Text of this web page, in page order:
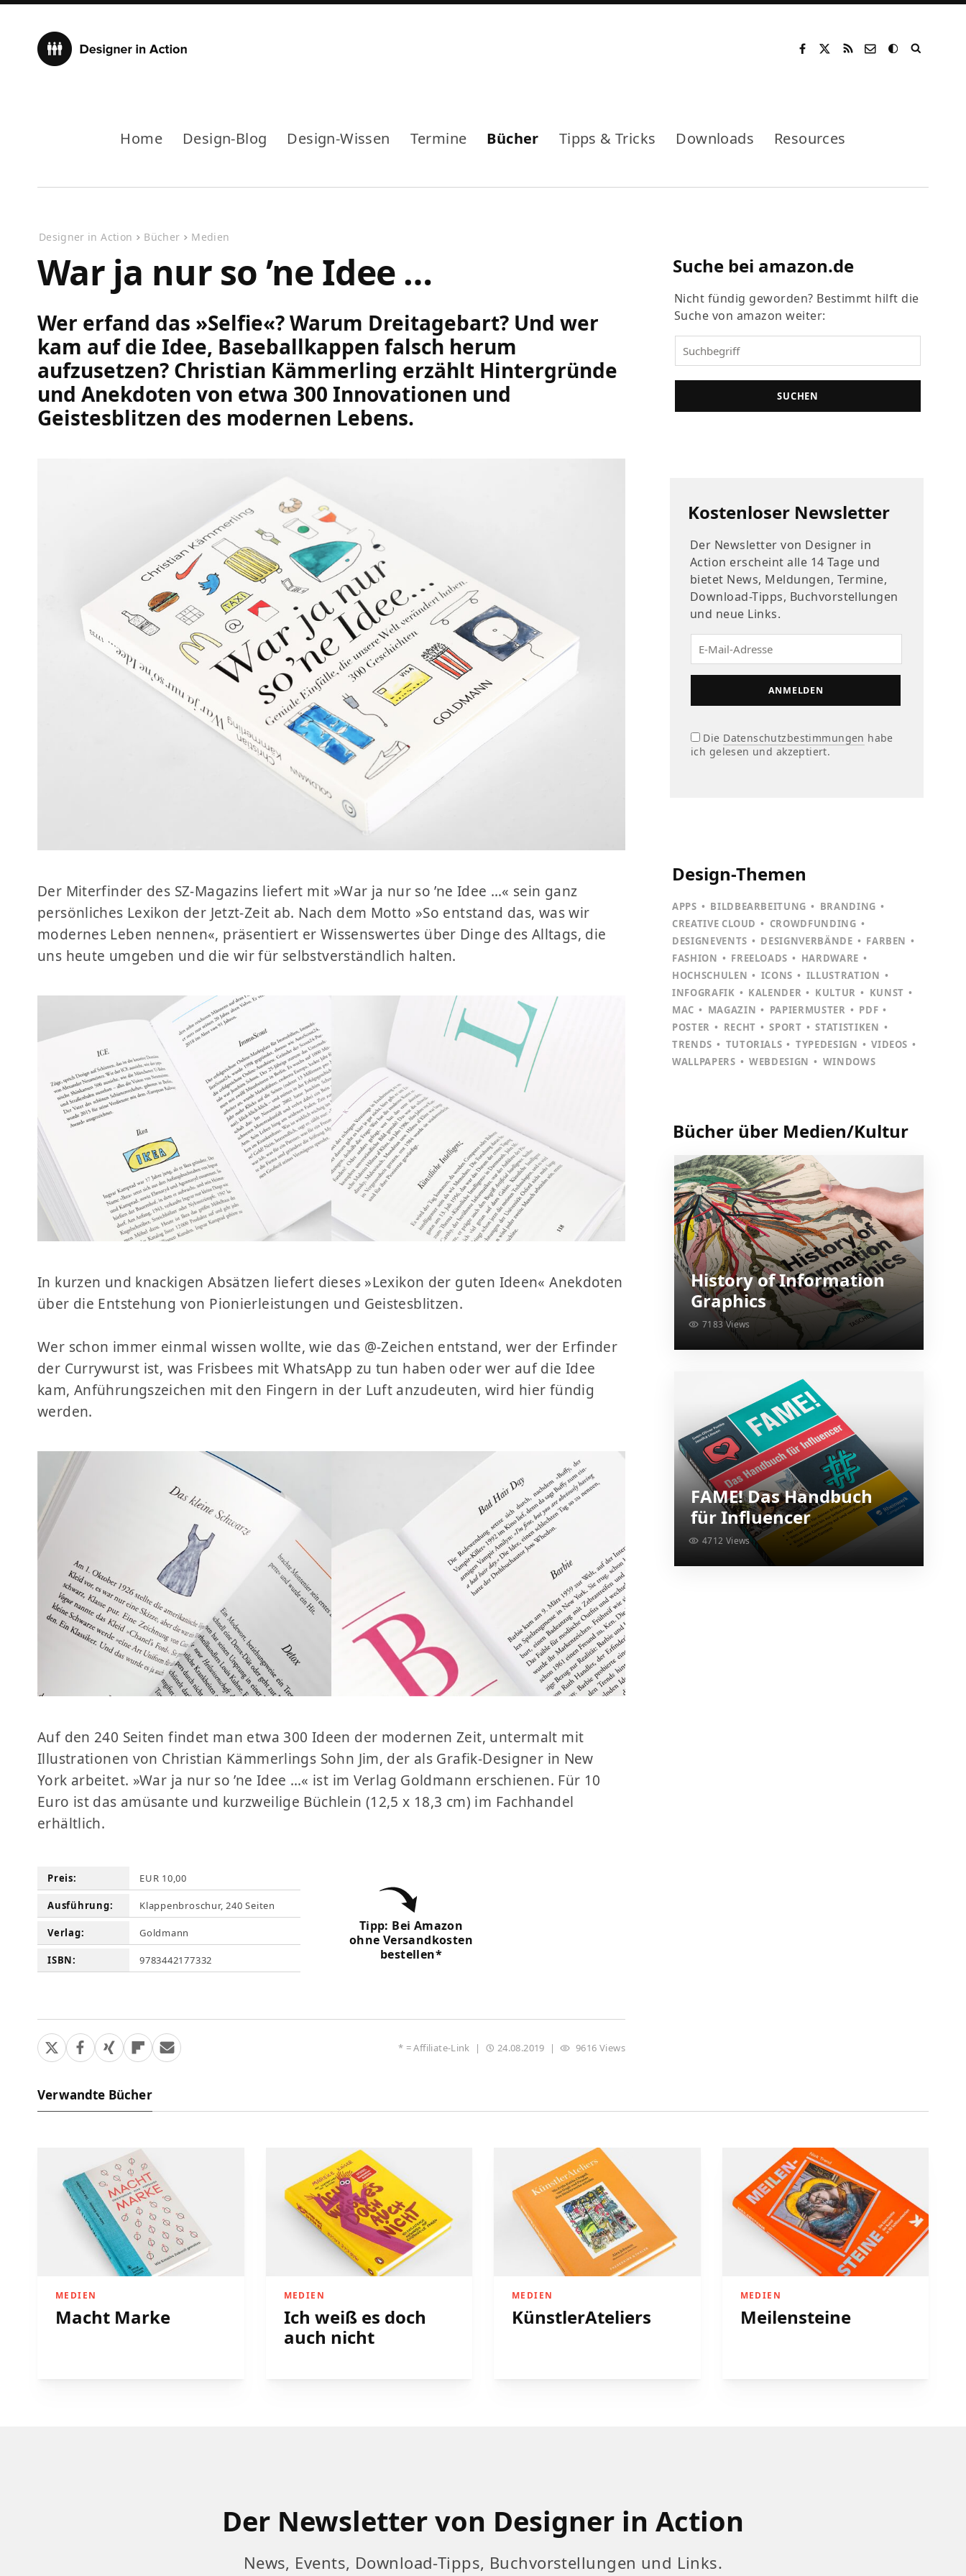
Home Design-Blog Design-Wissen Termine Bücher Tipps & Tricks Downloads Resources
Designer in Action Bücher Medien
War ja nur so ’ne Idee …
Wer erfand das »Selfie«? Warum Dreitagebart? Und wer
kam auf die Idee, Baseballkappen falsch herum
aufzusetzen? Christian Kämmerling erzählt Hintergründe
und Anekdoten von etwa 300 Innovationen und
Geistesblitzen des modernen Lebens.
Der Miterfinder des SZ-Magazins liefert mit »War ja nur so ’ne Idee …« sein ganz
persönliches Lexikon der Jetzt-Zeit ab. Nach dem Motto »So entstand das, was wir
modernes Leben nennen«, präsentiert er Wissenswertes über Dinge des Alltags, die
uns heute umgeben und die wir für selbstverständlich halten.
In kurzen und knackigen Absätzen liefert dieses »Lexikon der guten Ideen« Anekdoten
über die Entstehung von Pionierleistungen und Geistesblitzen.
Wer schon immer einmal wissen wollte, wie das @-Zeichen entstand, wer der Erfinder
der Currywurst ist, was Frisbees mit WhatsApp zu tun haben oder wer auf die Idee
kam, Anführungszeichen mit den Fingern in der Luft anzudeuten, wird hier fündig
werden.
Auf den 240 Seiten findet man etwa 300 Ideen der modernen Zeit, untermalt mit
Illustrationen von Christian Kämmerlings Sohn Jim, der als Grafik-Designer in New
York arbeitet. »War ja nur so ’ne Idee …« ist im Verlag Goldmann erschienen. Für 10
Euro ist das amüsante und kurzweilige Büchlein (12,5 x 18,3 cm) im Fachhandel
erhältlich.
Preis: EUR 10,00
Ausführung: Klappenbroschur, 240 Seiten
Verlag: Goldmann
ISBN: 9783442177332
Tipp: Bei Amazon
ohne Versandkosten
bestellen*
* =Affiliate-Link | 24.08.2019 | 9616 Views
Suche bei amazon.de
Nicht fündig geworden? Bestimmt hilft die
Suche von amazon weiter:
SUCHEN
Kostenloser Newsletter
Der Newsletter von Designer in
Action erscheint alle 14 Tage und
bietet News, Meldungen, Termine,
Download-Tipps, Buchvorstellungen
und neue Links.
Die Datenschutzbestimmungen habe
ich gelesen und akzeptiert.
Design-Themen
APPS BILDBEARBEITUNG
BRANDING
CREATIVE CLOUD
CROWDFUNDING
DESIGNEVENTS
DESIGNVERBÄNDE
FARBEN
FASHION
FREELOADS
HARDWARE
HOCHSCHULEN
ICONS
ILLUSTRATION
INFOGRAFIK
KALENDER KULTUR
KUNST
MAC
MAGAZIN PAPIERMUSTER
PDF
POSTER
RECHT SPORT
STATISTIKEN
TRENDS
TUTORIALS TYPEDESIGN
VIDEOS
WALLPAPERS
WEBDESIGN WINDOWS
Bücher über Medien/Kultur
History of Information
Graphics
7183 Views
FAME! Das Handbuch
für Influencer
4712 Views
Verwandte Bücher
MEDIEN
Macht Marke
MEDIEN
Ich weiß es doch
auch nicht
MEDIEN
KünstlerAteliers
MEDIEN
Meilensteine
Der Newsletter von Designer in Action
News, Events, Download-Tipps, Buchvorstellungen und Links.